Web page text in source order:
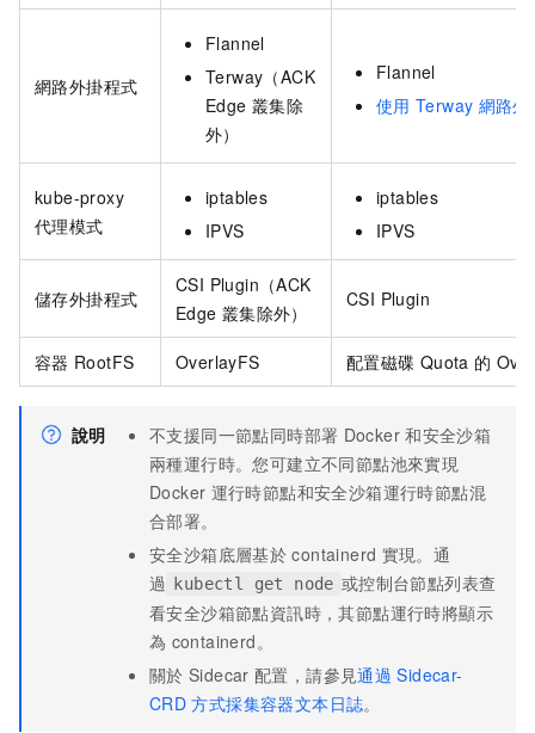
網路外掛程式
Flannel
Terway（ACK
Edge 叢集除
外）
Flannel
使用 Terway 網路
kube-proxy
代理模式
iptables
IPVS
iptables
IPVS
儲存外掛程式
CSI Plugin（ACK
Edge 叢集除外）
CSI Plugin
容器 RootFS OverlayFS 配置磁碟 Quota 的
說明 不支援同一節點同時部署 Docker 和安全沙箱
兩種運行時。您可建立不同節點池來實現
Docker 運行時節點和安全沙箱運行時節點混
合部署。
安全沙箱底層基於 containerd 實現。通
過
kubectl get node 或控制台節點列表查
看安全沙箱節點資訊時，其節點運行時將顯示
為 containerd。
關於 Sidecar 配置，請參見通過 Sidecar-
CRD 方式採集容器文本日誌。